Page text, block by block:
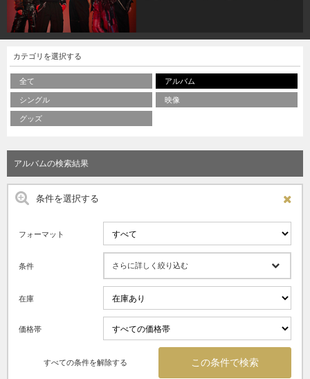
カテゴリを選択する
全て アルバム
シングル 映像
グッズ
アルバムの検索結果
条件を選択する
フォーマット
条件 さらに詳しく絞り込む
在庫
価格帯
すべての条件を解除する